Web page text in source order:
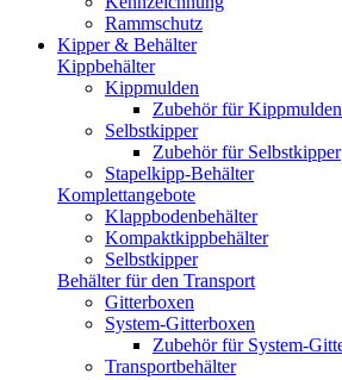
Rammschutz
Kipper & Behälter
Kippbehälter
Kippmulden
Zubehör für Kippmulden
Selbstkipper
Zubehör für Selbstkipper
Stapelkipp-Behälter
Komplettangebote
Klappbodenbehälter
Kompaktkippbehälter
Selbstkipper
Behälter für den Transport
Gitterboxen
System-Gitterboxen
Zubehör für System-
Transportbehälter